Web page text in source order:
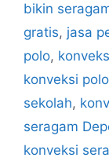
bikin
gratis, jasa
polo,
konveksi
sekolah,
seragam
konveksi